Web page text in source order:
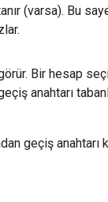
(varsa). Bu
Bir hesap
anahtarı
geçiş anahtarı